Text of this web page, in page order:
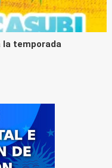
la temporada